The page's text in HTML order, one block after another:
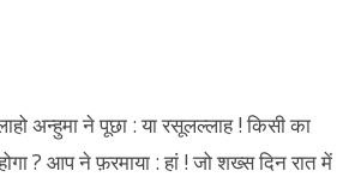
अन्हुमा ने पूछा : या रसूलल्लाह ! किसी का
? आप ने फ़रमाया : हां ! जो शख्स दिन रात में